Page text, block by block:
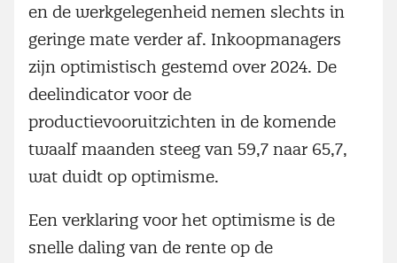
en de werkgelegenheid nemen slechts in
geringe mate verder af. Inkoopmanagers
zijn optimistisch gestemd over 2024. De
deelindicator voor de
productievooruitzichten in de komende
twaalf maanden steeg van 59,7 naar 65,7,
wat duidt op optimisme.
Een verklaring voor het optimisme is de
snelle daling van de rente op de